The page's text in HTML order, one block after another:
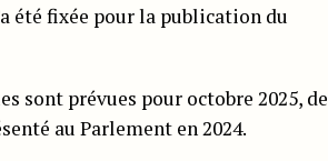
été fixée pour la publication du
sont prévues pour octobre 2025, de
au Parlement en 2024.